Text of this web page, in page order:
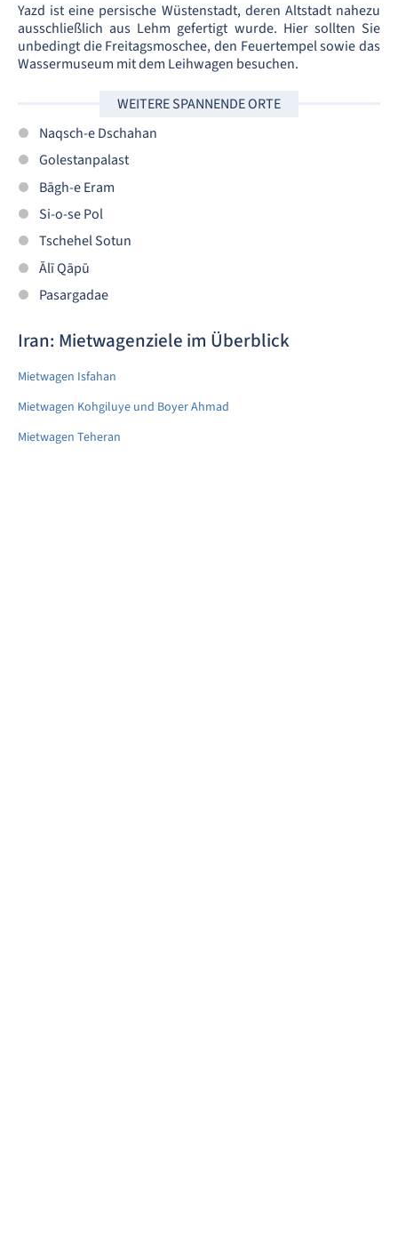
Yazd ist eine persische Wüstenstadt, deren Altstadt nahezu
ausschließlich aus Lehm gefertigt wurde. Hier sollten Sie
unbedingt die Freitagsmoschee, den Feuertempel sowie das
Wassermuseum mit dem Leihwagen besuchen.
WEITERE SPANNENDE ORTE
Naqsch-e Dschahan
Golestanpalast
Bāgh-e Eram
Si-o-se Pol
Tschehel Sotun
Ālī Qāpū
Pasargadae
Iran: Mietwagenziele im Überblick
Mietwagen Isfahan
Mietwagen Kohgiluye und Boyer Ahmad
Mietwagen Teheran